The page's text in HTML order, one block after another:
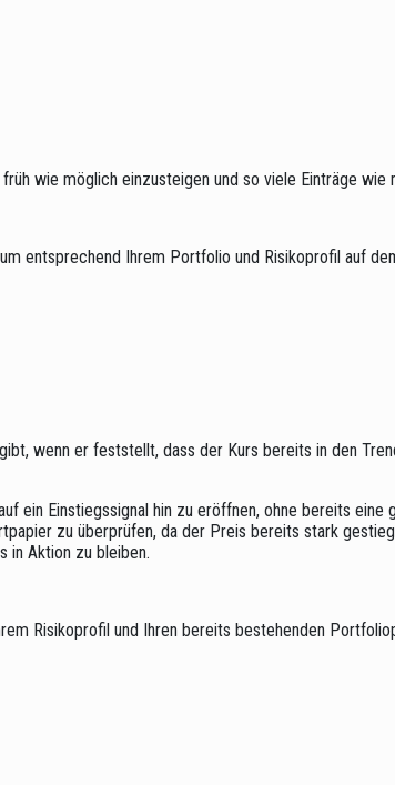
wie möglich einzusteigen und so viele Einträge wie
entsprechend Ihrem Portfolio und Risikoprofil auf
wenn er feststellt, dass der Kurs bereits in den
ein Einstiegssignal hin zu eröffnen, ohne bereits
zu überprüfen, da der Preis bereits stark
in Aktion zu bleiben.
Risikoprofil und Ihren bereits bestehenden